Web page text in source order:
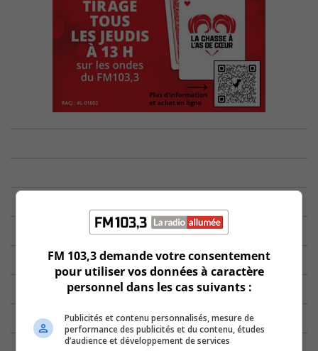
FM 103,3 demande votre consentement
pour utiliser vos données à caractère
personnel dans les cas suivants :
Publicités et contenu personnalisés, mesure de
performance des publicités et du contenu, études
d’audience et développement de services